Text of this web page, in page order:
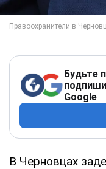
Будьте
Google
В Черновцах